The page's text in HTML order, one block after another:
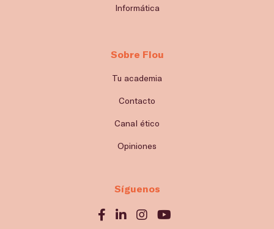
Informática
Sobre Flou
Tu academia
Contacto
Canal ético
Opiniones
Síguenos